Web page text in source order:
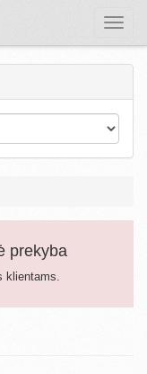
Toggle
prekyba
klientams.